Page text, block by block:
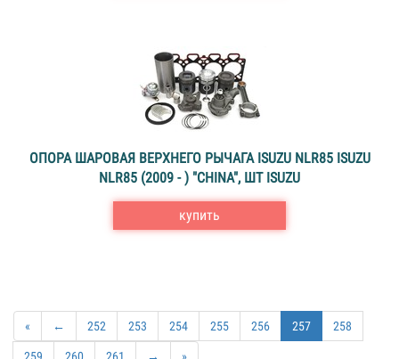
ОПОРА ШАРОВАЯ ВЕРХНЕГО РЫЧАГА ISUZU NLR85 ISUZU
NLR85 (2009 - ) "CHINA", ШТ ISUZU
купить
« ← 252 253 254 255 256 257 258